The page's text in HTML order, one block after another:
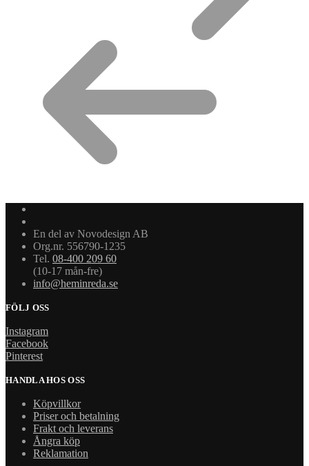
En del av Novodesign AB
Org.nr. 556790-1235
Tel. 08-400 209 60
(10-17 mån-fre)
info@heminreda.se
FÖLJ OSS
Instagram
Facebook
Pinterest
HANDLA HOS OSS
Köpvillkor
Priser och betalning
Frakt och leverans
Ångra köp
Reklamation